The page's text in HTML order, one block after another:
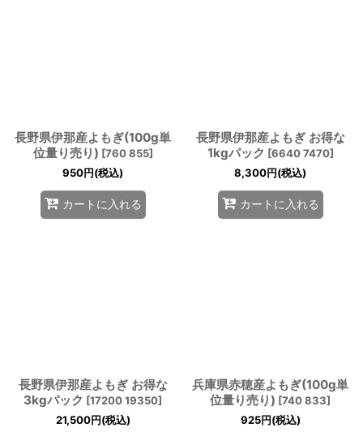
長野県伊那産よもぎ(100g単
位量り売り) [760 855]
950円(税込)
カートに入れる
長野県伊那産よもぎ お得な
1kgパック [6640 7470]
8,300円(税込)
カートに入れる
長野県伊那産よもぎ お得な
3kgパック [17200 19350]
21,500円(税込)
兵庫県赤穂産よもぎ(100g単
位量り売り) [740 833]
925円(税込)